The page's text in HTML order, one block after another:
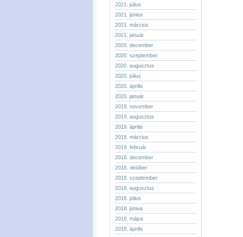
2021. július
2021. június
2021. március
2021. január
2020. december
2020. szeptember
2020. augusztus
2020. július
2020. április
2020. január
2019. november
2019. augusztus
2019. április
2019. március
2019. február
2018. december
2018. október
2018. szeptember
2018. augusztus
2018. július
2018. június
2018. május
2018. április